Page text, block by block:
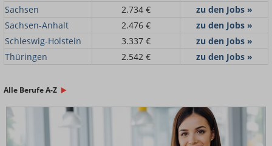
Sachsen
2.734 €
zu den Jobs »
Sachsen-Anhalt
2.476 €
zu den Jobs »
Schleswig-Holstein
3.337 €
zu den Jobs »
Thüringen
2.542 € zu den Jobs »
Alle Berufe A-Z